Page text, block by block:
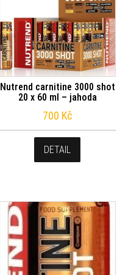
Nutrend carnitine 3000 shot
20 x 60 ml – jahoda
700 Kč
DETAIL